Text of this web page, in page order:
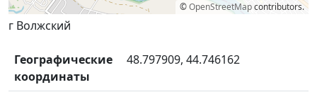
©OpenStreetMapcontributors.
г Волжский
Географические
координаты
48.797909, 44.746162